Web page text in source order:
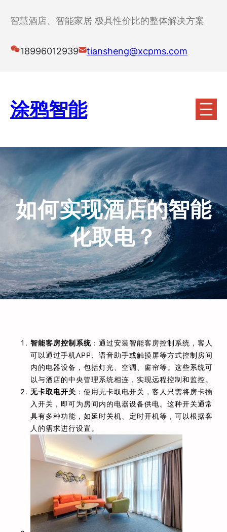
智慧酒店、智能家居 极具性价比的整体解决方案
18996012939 tiansheng@xcpms.com
涂鸦智能
如何实现酒店的智能
化取电？
智能客房控制系统 ：通过安装智能客房控制系统，客人
可以通过手机APP、语音助手或触摸屏等方式控制房间
内的电器设备，包括灯光、空调、窗帘等。这些系统可
以与酒店的中央管理系统相连，实现远程控制和监控。
无卡取电开关 ：使用无卡取电开关，客人只需将房卡插
入开关，即可为房间内的电器设备供电。这种开关通常
具有多种功能，如延时关机、定时开机等，可以根据客
人的需求进行设置。